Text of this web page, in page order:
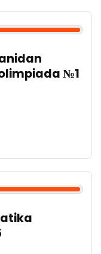
№1